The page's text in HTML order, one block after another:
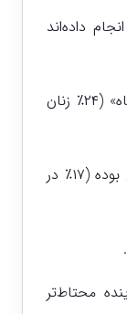
داده‌اند
از دست دادن بکارت با فرد «اشتباه» (۲۴٪ زنان
رابطه با کسی که تعهدش دروغین بوده (۱۷٪ در
محتاط‌تر